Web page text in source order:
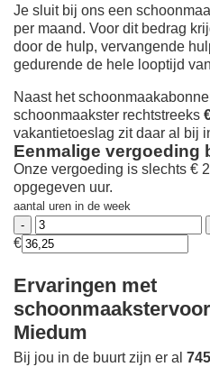
Je sluit bij ons een
per maand. Voor dit bedrag
door de hulp, vervangende
gedurende de hele looptijd
Naast het
schoonmaakster rechtstreeks
vakantietoeslag zit daar al bij
Eenmalige vergoeding
Onze vergoeding is slechts €
opgegeven uur.
aantal uren in de week
€
Ervaringen met
Miedum
Bij jou in de buurt zijn er al 745